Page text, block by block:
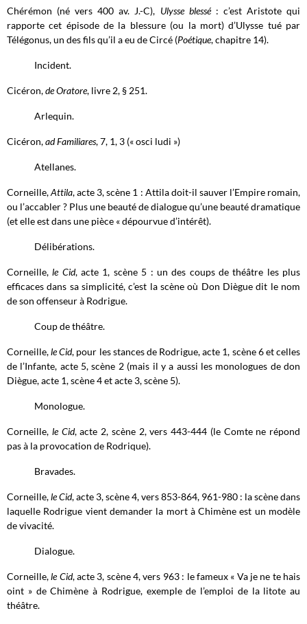
Chérémon (né vers 400 av. J.-C), Ulysse blessé : c’est Aristote qui
rapporte cet épisode de la blessure (ou la mort) d’Ulysse tué par
Télégonus, un des fils qu’il a eu de Circé (Poétique, chapitre 14).
Incident.
Cicéron,de Oratore, livre 2, § 251.
Arlequin.
Cicéron,ad Familiares, 7, 1, 3 (« osci ludi »)
Atellanes.
Corneille,Attila, acte 3, scène 1 : Attila doit-il sauver l’Empire romain,
ou l’accabler ? Plus une beauté de dialogue qu’une beauté dramatique
(et elle est dans une pièce « dépourvue d’intérêt).
Délibérations.
Corneille,le Cid, acte 1, scène 5 : un des coups de théâtre les plus
efficaces dans sa simplicité, c’est la scène où Don Diègue dit le nom
de son offenseur à Rodrigue.
Coup de théâtre.
Corneille,le Cid, pour les stances de Rodrigue, acte 1, scène 6 et celles
de l’Infante, acte 5, scène 2 (mais il y a aussi les monologues de don
Diègue, acte 1, scène 4 et acte 3, scène 5).
Monologue.
Corneille, le Cid, acte 2, scène 2, vers 443-444 (le Comte ne répond
pas à la provocation de Rodrique).
Bravades.
Corneille,le Cid, acte 3, scène 4, vers 853-864, 961-980 : la scène dans
laquelle Rodrigue vient demander la mort à Chimène est un modèle
de vivacité.
Dialogue.
Corneille,le Cid, acte 3, scène 4, vers 963 : le fameux « Va je ne te hais
oint » de Chimène à Rodrigue, exemple de l’emploi de la litote au
théâtre.